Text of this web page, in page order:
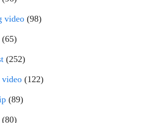
video (98)
(65)
(252)
video (122)
(89)
(80)